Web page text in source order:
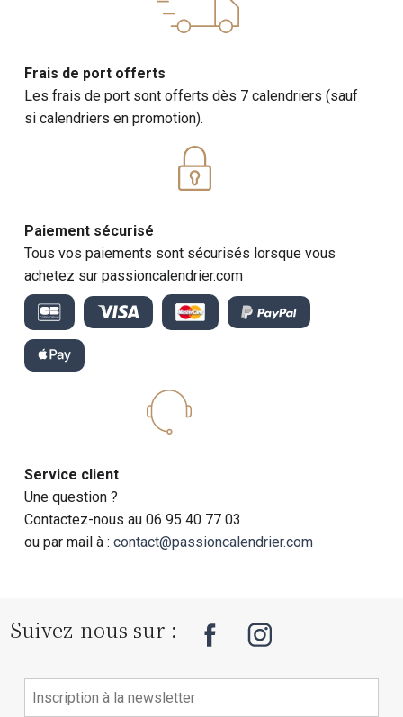
Frais de port offerts
Les frais de port sont offerts dès 7 calendriers (sauf
si calendriers en promotion).
Paiement sécurisé
Tous vos paiements sont sécurisés lorsque vous
achetez sur passioncalendrier.com
Service client
Une question ?
Contactez-nous au 06 95 40 77 03
ou par mail à :contact@passioncalendrier.com
Suivez-nous sur :